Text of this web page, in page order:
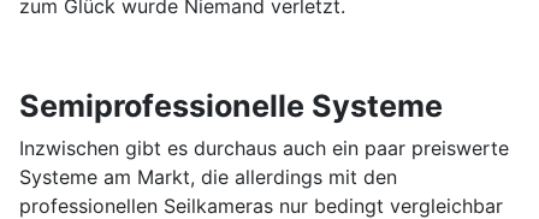
zum Glück wurde Niemand verletzt.
Semiprofessionelle Systeme
Inzwischen gibt es durchaus auch ein paar preiswerte
Systeme am Markt, die allerdings mit den
professionellen Seilkameras nur bedingt vergleichbar